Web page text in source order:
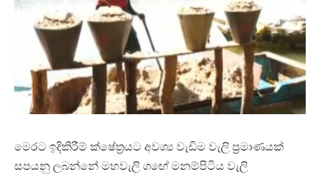
මෙරට ඉදිකිරීම් ක්ෂේත්‍රයට අවශ්‍ය වැඩිම වැලි ප්‍රමාණයක්
සපයනු ලබන්නේ මහවැලි ගඟේ මනම්පිටිය වැලි